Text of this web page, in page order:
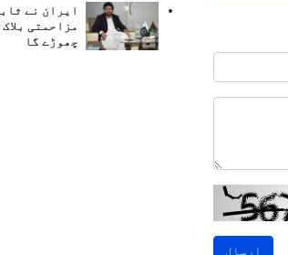
ارسال
ایران نے
مزاحمتی
چھوڑے گا